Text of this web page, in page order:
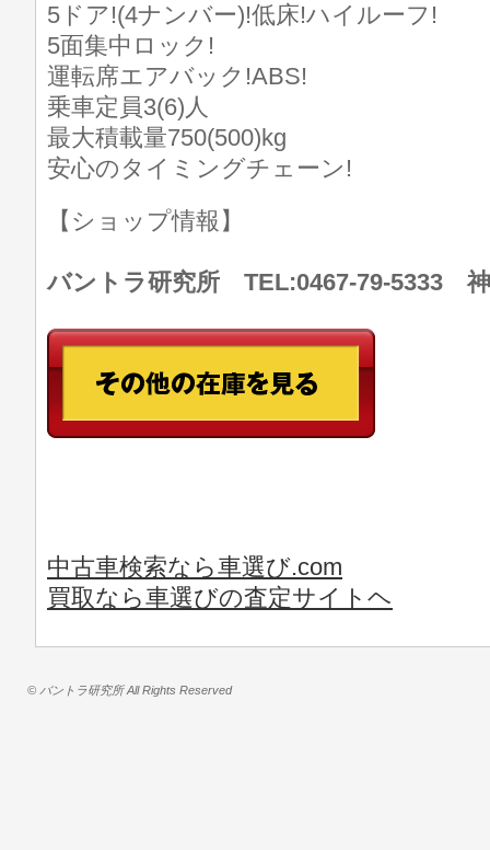
5ドア!(4ナンバー)!低床!ハイルーフ!
5面集中ロック!
運転席エアバック!ABS!
乗車定員3(6)人
最大積載量750(500)kg
安心のタイミングチェーン!
【ショップ情報】
バントラ研究所 TEL:0467-79-5333 神
中古車検索なら車選び.com
買取なら車選びの査定サイトヘ
© バントラ研究所 All Rights Reserved